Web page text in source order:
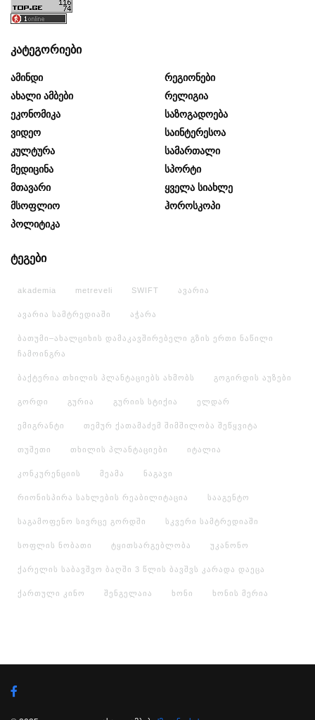
კატეგორიები
Ამინდი
Ახალი Ამბები
Ეკონომიკა
Ვიდეო
Კულტურა
Მედიცინა
Მთავარი
Მსოფლიო
Პოლიტიკა
Რეგიონები
Რელიგია
Საზოგადოება
Საინტერესოა
Სამართალი
Სპორტი
Ყველა Სიახლე
Ჰოროსკოპი
ტეგები
akademia metreveli SWIFT ავარია
ავარია სამტრედიაში აჭარა
ბათუმი–ახალციხის დამაკავშირებელი გზის ერთი ნაწილი
ჩამოინგრა
ბაქტერია თხილის პლანტაციებს ახმობს გოგირდის აუზები
გორდი გურია გურიის სტიქია ელდარ
ემიგრანტი თემურ ქათამაძემ შიმშილობა შეწყვიტა
თუშეთი თხილის პლანტაციები იტალია
კონკურენციის მეამა ნაგავი
რიონისპირა სახლების რეაბილიტაცია სააგენტო
საგამოფენო სივრცე გორდში სკვერი სამტრედიაში
სოფლის ნობათი ტყითსარგებლობა უკანონო
ქარელის საბავშვო ბაღში 3 წლის ბავშვს კარადა დაეცა
ქართული კინო შენგელაია ხონი ხონის მერია